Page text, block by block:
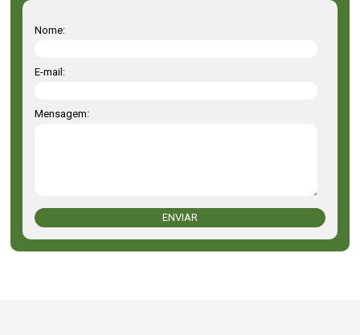
Nome:
E-mail:
Mensagem:
ENVIAR